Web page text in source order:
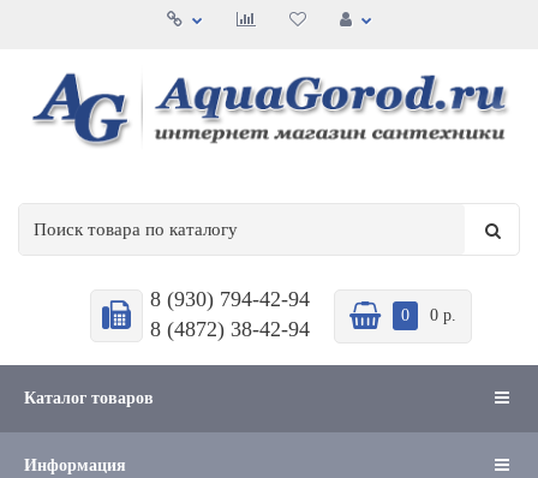
8 (930) 794-42-94
8 (4872) 38-42-94
0 0 р.
Каталог товаров
Информация